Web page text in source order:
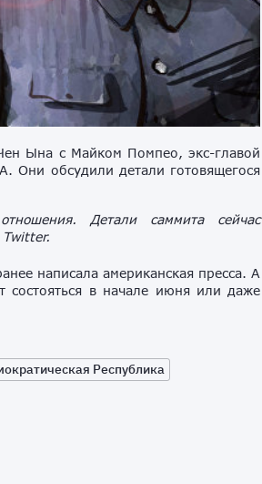
Ына с Майком Помпео, экс-главой
Они обсудили детали готовящегося
Детали саммита сейчас
написала американская пресса. А
в начале июня или даже
Республика